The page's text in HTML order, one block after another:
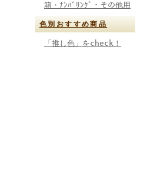
箱・ﾅﾝﾊﾞﾘﾝｸﾞ・その他用
色別おすすめ商品
「推し色」をcheck！